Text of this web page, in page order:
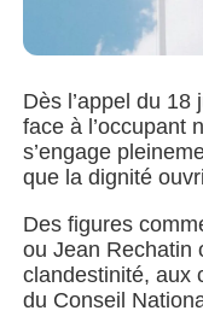
Dès l’appel du 18
face à l’occupant
s’engage
que la dignité
Des figures
ou Jean Rechatin
clandestinité, aux
du Conseil